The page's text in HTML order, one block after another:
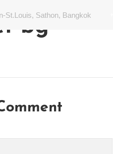
St.Louis, Sathon, Bangkok
bg